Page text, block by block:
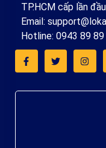
TP.HCM cấp lần
Email:
Hotline: 0943 89